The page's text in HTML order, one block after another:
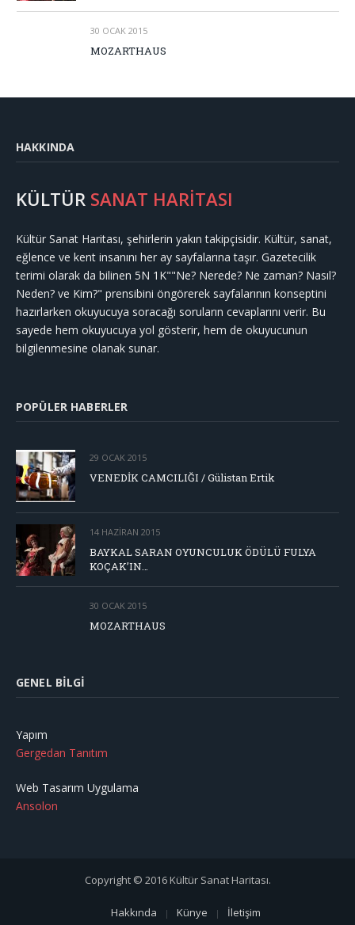
30 OCAK 2015
MOZARTHAUS
HAKKINDA
KÜLTÜR SANAT HARİTASI
Kültür Sanat Haritası, şehirlerin yakın takipçisidir. Kültür, sanat,
eğlence ve kent insanını her ay sayfalarına taşır. Gazetecilik
terimi olarak da bilinen 5N 1K""Ne? Nerede? Ne zaman? Nasıl?
Neden? ve Kim?" prensibini öngörerek sayfalarının konseptini
hazırlarken okuyucuya soracağı soruların cevaplarını verir. Bu
sayede hem okuyucuya yol gösterir, hem de okuyucunun
bilgilenmesine olanak sunar.
POPÜLER HABERLER
29 OCAK 2015
VENEDİK CAMCILIĞI / Gülistan Ertik
14 HAZIRAN 2015
BAYKAL SARAN OYUNCULUK ÖDÜLÜ FULYA
KOÇAK’IN…
30 OCAK 2015
MOZARTHAUS
GENEL BILGI
Yapım
Gergedan Tanıtım
Web Tasarım Uygulama
Ansolon
Copyright © 2016 Kültür Sanat Haritası.
Hakkında Künye İletişim